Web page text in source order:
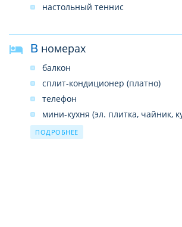
настольный теннис
В номерах
балкон
сплит-кондиционер (платно)
телефон
мини-кухня (эл. плитка, чайник,
принадлежности, мини-
ванная комната
ПОДРОБНЕЕ